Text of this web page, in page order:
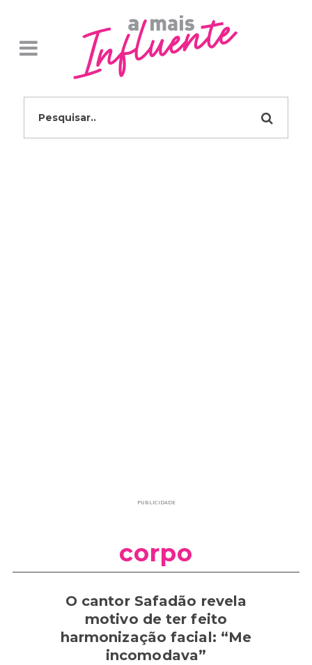
PUBLICIDADE
corpo
O cantor Safadão revela
motivo de ter feito
harmonização facial: “Me
incomodava”